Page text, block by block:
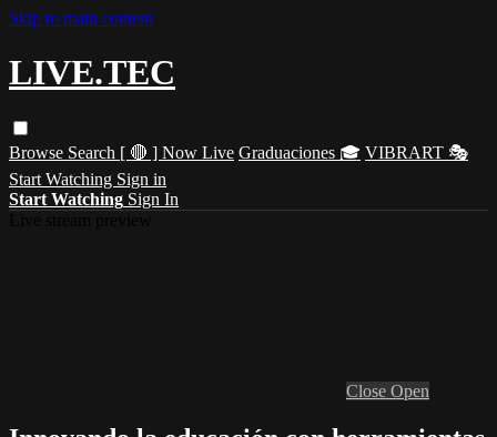
Skip to main content
LIVE.TEC
Browse Search [ 🔴 ] Now Live Graduaciones 🎓 VIBRART 🎭
Start Watching Sign in
Start Watching Sign In
Close Open